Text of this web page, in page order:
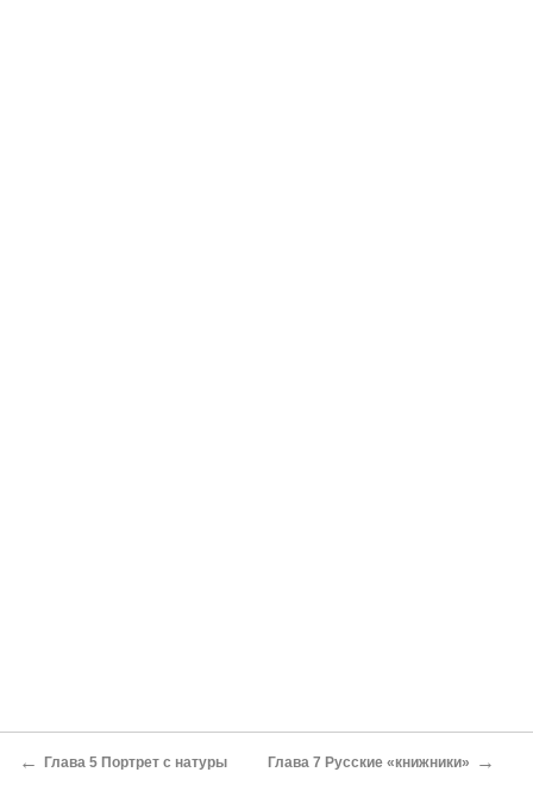
← Глава 5 Портрет с натуры Глава 7 Русские «книжники» →